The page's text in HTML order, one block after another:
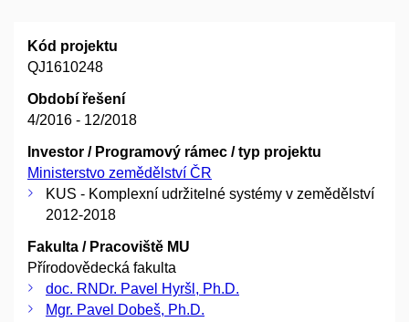
Kód projektu
QJ1610248
Období řešení
4/2016 - 12/2018
Investor / Programový rámec / typ projektu
Ministerstvo zemědělství ČR
KUS - Komplexní udržitelné systémy v zemědělství
2012-2018
Fakulta / Pracoviště MU
Přírodovědecká fakulta
doc. RNDr. Pavel Hyršl, Ph.D.
Mgr. Pavel Dobeš, Ph.D.